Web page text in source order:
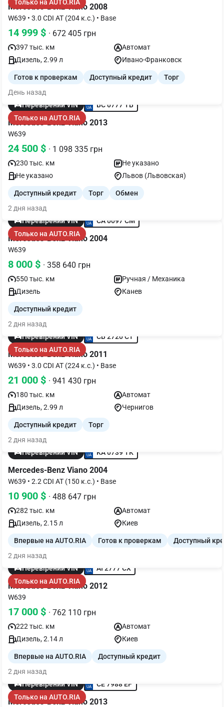
Только на AUTO.RIA
Mercedes-Benz Viano 2008
W639 • 3.0 CDI AT (204 к.с.) • Base
14 999 $ · 672 405 грн
397 тыс. км
Автомат
Дизель, 2.99 л
Ивано-Франковск
Готов к проверкам Доступный кредит
Торг
День назад
Перевірений VIN
BC 0777 TB
Только на AUTO.RIA
Mercedes-Benz Viano 2013
W639
24 500 $ · 1 098 335 грн
230 тыс. км
Не указано
Не указано
Львов (Львовская)
Доступный кредит Торг
Обмен
2 дня назад
Перевірений VIN
CA 0097 CM
Только на AUTO.RIA
Mercedes-Benz Viano 2004
W639
8 000 $ · 358 640 грн
550 тыс. км
Ручная / Механика
Дизель
Канев
Доступный кредит
2 дня назад
Перевірений VIN
CB 2720 CT
Только на AUTO.RIA
Mercedes-Benz Viano 2011
W639 • 3.0 CDI AT (224 к.с.) • Base
21 000 $ · 941 430 грн
180 тыс. км
Автомат
Дизель, 2.99 л
Чернигов
Доступный кредит
Торг
2 дня назад
Перевірений VIN
KA 0739 TK
Mercedes-Benz Viano 2004
W639 • 2.2 CDI AT (150 к.с.) • Base
10 900 $ · 488 647 грн
282 тыс. км
Автомат
Дизель, 2.15 л
Киев
Впервые на AUTO.RIA Готов к проверкам
Доступный
2 дня назад
Перевірений VIN
AI 2777 CX
Только на AUTO.RIA
Mercedes-Benz Viano 2012
W639
17 000 $ · 762 110 грн
222 тыс. км
Автомат
Дизель, 2.14 л
Киев
Впервые на AUTO.RIA
Доступный кредит
2 дня назад
Перевірений VIN
CE 7988 EP
Только на AUTO.RIA
Mercedes-Benz Viano 2013